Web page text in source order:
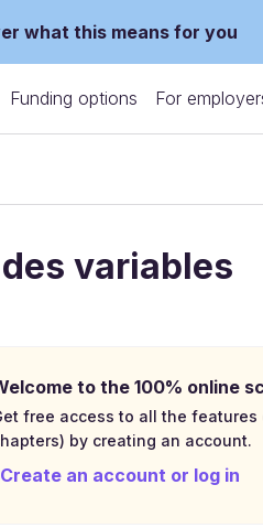
what this means for you
Funding options For
variables
to the 100% online
free access to all the
by creating an account.
Create an account or log in